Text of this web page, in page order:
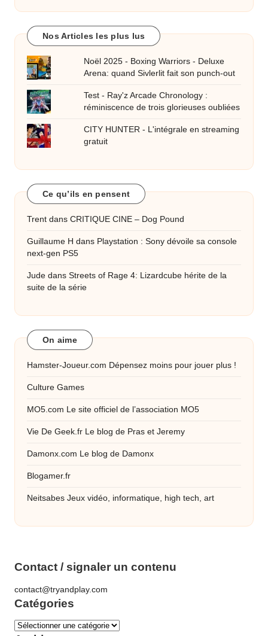
Nos Articles les plus lus
Noël 2025 - Boxing Warriors - Deluxe
Arena: quand Sivlerlit fait son punch-out
Test - Ray'z Arcade Chronology :
réminiscence de trois glorieuses oubliées
CITY HUNTER - L'intégrale en streaming
gratuit
Ce qu’ils en pensent
Trent dans CRITIQUE CINE – Dog Pound
Guillaume H dans Playstation : Sony dévoile sa console
next-gen PS5
Jude dans Streets of Rage 4: Lizardcube hérite de la
suite de la série
On aime
Hamster-Joueur.com Dépensez moins pour jouer plus !
Culture Games
MO5.com Le site officiel de l’association MO5
Vie De Geek.fr Le blog de Pras et Jeremy
Damonx.com Le blog de Damonx
Blogamer.fr
Neitsabes Jeux vidéo, informatique, high tech, art
Contact / signaler un contenu
contact@tryandplay.com
Catégories
Catégories